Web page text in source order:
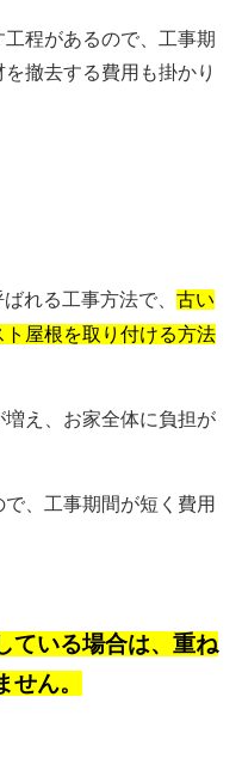
程があるので、工事期
撤去する費用も掛かり
れる工事方法で、 古い
屋根を取り付ける方法
え、お家全体に負担が
、工事期間が短く費用
ている場合は、重ね
ん。